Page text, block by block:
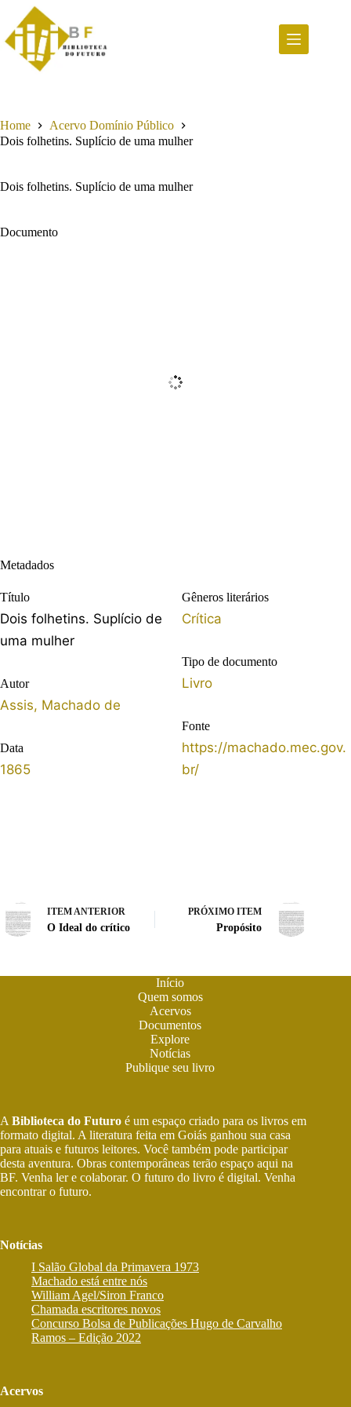
para
conteúdo
Home
Acervo Domínio Público
Dois folhetins. Suplício de uma mulher
Dois folhetins. Suplício de uma mulher
Documento
Metadados
Título
Dois folhetins. Suplício de
uma mulher
Autor
Assis, Machado de
Data
1865
Gêneros literários
Crítica
Tipo de documento
Livro
Fonte
https://machado.mec.gov.
br/
ITEM ANTERIOR
O Ideal do crítico
PRÓXIMO ITEM
Propósito
Início
Quem somos
Acervos
Documentos
Explore
Notícias
Publique seu livro
A Biblioteca do Futuro é um espaço criado para os livros em
formato digital. A literatura feita em Goiás ganhou sua casa
para atuais e futuros leitores. Você também pode participar
desta aventura. Obras contemporâneas terão espaço aqui na
BF. Venha ler e colaborar. O futuro do livro é digital. Venha
encontrar o futuro.
Notícias
I Salão Global da Primavera 1973
Machado está entre nós
William Agel/Siron Franco
Chamada escritores novos
Concurso Bolsa de Publicações Hugo de Carvalho
Ramos – Edição 2022
Acervos